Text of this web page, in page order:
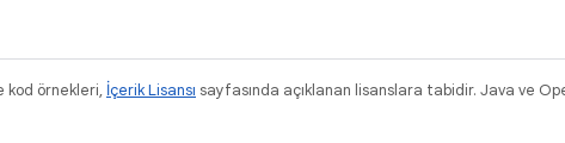
kod örnekleri, İçerik Lisansı sayfasında açıklanan lisanslara tabidir. Java ve